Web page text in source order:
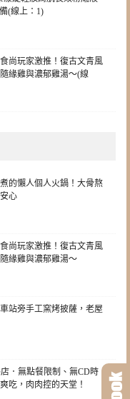
(線上：1)
尚玩家激推！復古文青風
緣雞與濃郁雞湯～(線
的懶人個人火鍋！大骨熬
心
尚玩家激推！復古文青風
緣雞與濃郁雞湯～
站旁手工窯烤披薩，老屋
．無點餐限制、無CD時
吃，肉肉控的天堂！